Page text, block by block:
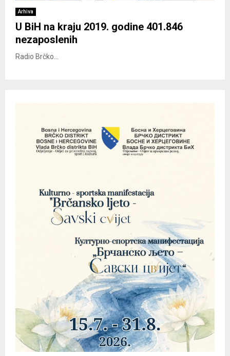
Arhiva
U BiH na kraju 2019. godine 401.846
nezaposlenih
Radio Brčko...